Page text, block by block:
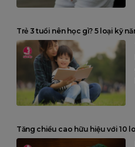
Trẻ 3 tuổi nên học gì? 5 loại kỹ
Tăng chiều cao hữu hiệu với 10